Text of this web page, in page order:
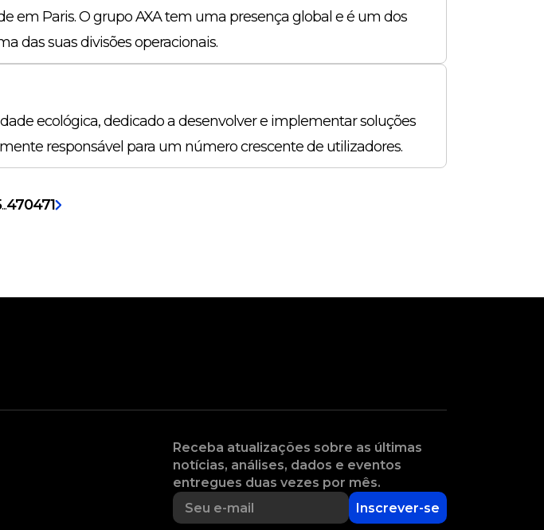
em Paris. O grupo AXA tem uma presença global e é um dos
das suas divisões operacionais.
ecológica, dedicado a desenvolver e implementar soluções
responsável para um número crescente de utilizadores.
...470471
Receba atualizações sobre as últimas
notícias, análises, dados e eventos
entregues duas vezes por mês.
Inscrever-se